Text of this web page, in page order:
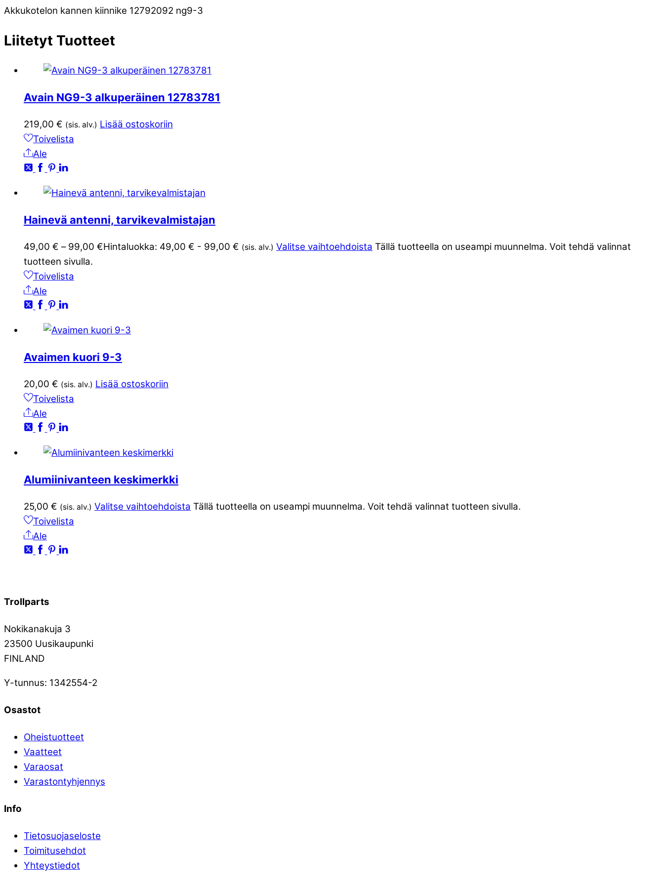
Akkukotelon kannen kiinnike 12792092 ng9-3
Liitetyt Tuotteet
Avain NG9-3 alkuperäinen 12783781
219,00 € (sis. alv.) Lisää ostoskoriin
Toivelista
Ale
Hainevä antenni, tarvikevalmistajan
49,00 € – 99,00 €Hintaluokka: 49,00 € - 99,00 € (sis. alv.) Valitse vaihtoehdoista Tällä tuotteella on useampi muunnelma. Voit tehdä valinnat
tuotteen sivulla.
Toivelista
Ale
Avaimen kuori 9-3
20,00 € (sis. alv.) Lisää ostoskoriin
Toivelista
Ale
Alumiinivanteen keskimerkki
25,00 € (sis. alv.) Valitse vaihtoehdoista Tällä tuotteella on useampi muunnelma. Voit tehdä valinnat tuotteen sivulla.
Toivelista
Ale
Trollparts
Nokikanakuja 3
23500 Uusikaupunki
FINLAND
Y-tunnus: 1342554-2
Osastot
Oheistuotteet
Vaatteet
Varaosat
Varastontyhjennys
Info
Tietosuojaseloste
Toimitusehdot
Yhteystiedot